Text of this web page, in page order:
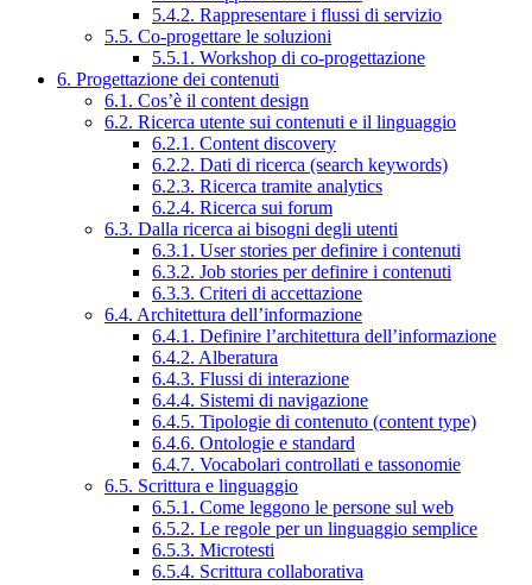
5.4.2. Rappresentare i flussi di servizio
5.5. Co-progettare le soluzioni
5.5.1. Workshop di co-progettazione
6. Progettazione dei contenuti
6.1. Cos’è il content design
6.2. Ricerca utente sui contenuti e il linguaggio
6.2.1. Content discovery
6.2.2. Dati di ricerca (search keywords)
6.2.3. Ricerca tramite analytics
6.2.4. Ricerca sui forum
6.3. Dalla ricerca ai bisogni degli utenti
6.3.1. User stories per definire i contenuti
6.3.2. Job stories per definire i contenuti
6.3.3. Criteri di accettazione
6.4. Architettura dell’informazione
6.4.1. Definire l’architettura dell’informazione
6.4.2. Alberatura
6.4.3. Flussi di interazione
6.4.4. Sistemi di navigazione
6.4.5. Tipologie di contenuto (content type)
6.4.6. Ontologie e standard
6.4.7. Vocabolari controllati e tassonomie
6.5. Scrittura e linguaggio
6.5.1. Come leggono le persone sul web
6.5.2. Le regole per un linguaggio semplice
6.5.3. Microtesti
6.5.4. Scrittura collaborativa